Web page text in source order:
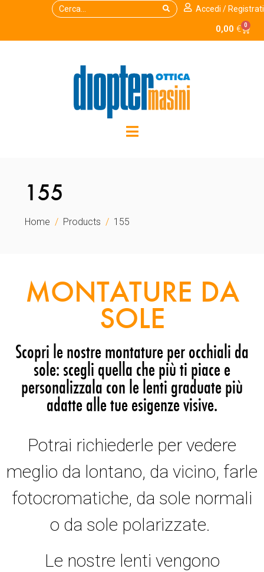
Accedi / Registrati
0,00 € 0
155
Home Products 155
MONTATURE DA
SOLE
Scopri le nostre montature per occhiali da
sole: scegli quella che più ti piace e
personalizzala con le lenti graduate più
adatte alle tue esigenze visive.
Potrai richiederle per vedere
meglio da lontano, da vicino, farle
fotocromatiche, da sole normali
o da sole polarizzate.
Le nostre lenti vengono